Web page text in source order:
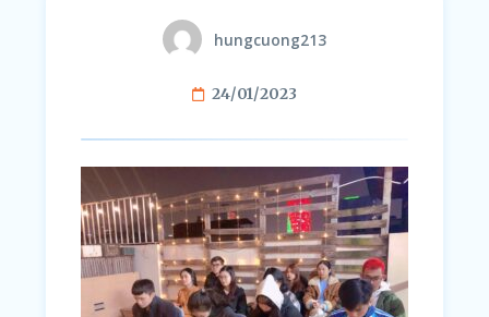
hungcuong213
24/01/2023